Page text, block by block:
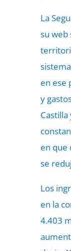
La
su web
en ese
y
en que
se
Los
en la
4.403